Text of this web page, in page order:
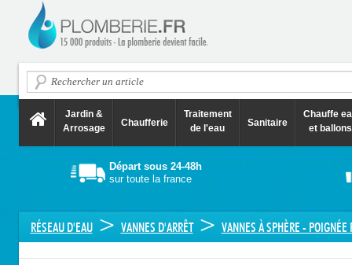
Jardin &
Arrosage
Chaufferie
Traitement
de l'eau
Sanitaire
Chauffe
et ballons
Départ sous 24-48h
sur toute la france
RÉSEAU D'EAU > VANNES D'ARRÊT > VANNES À SPHÈRE - POIGNÉE